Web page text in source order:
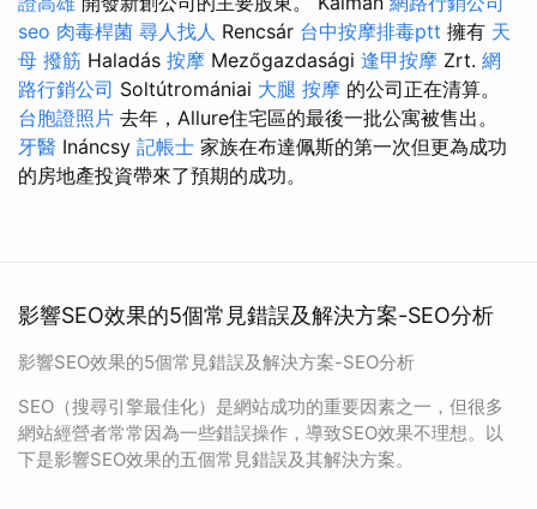
seo 肉毒桿菌 尋人找人 Rencsár 台中按摩排毒ptt 擁有 天
母 撥筋 Haladás 按摩 Mezőgazdasági 逢甲按摩 Zrt. 網
路行銷公司 Soltútromániai 大腿 按摩 的公司正在清算。
台胞證照片 去年，Allure住宅區的最後一批公寓被售出。
牙醫 Ináncsy 記帳士 家族在布達佩斯的第一次但更為成功
的房地產投資帶來了預期的成功。
影響SEO效果的5個常見錯誤及解決方案-SEO分析
影響SEO效果的5個常見錯誤及解決方案-SEO分析
SEO（搜尋引擎最佳化）是網站成功的重要因素之一，但很多
網站經營者常常因為一些錯誤操作，導致SEO效果不理想。以
下是影響SEO效果的五個常見錯誤及其解決方案。